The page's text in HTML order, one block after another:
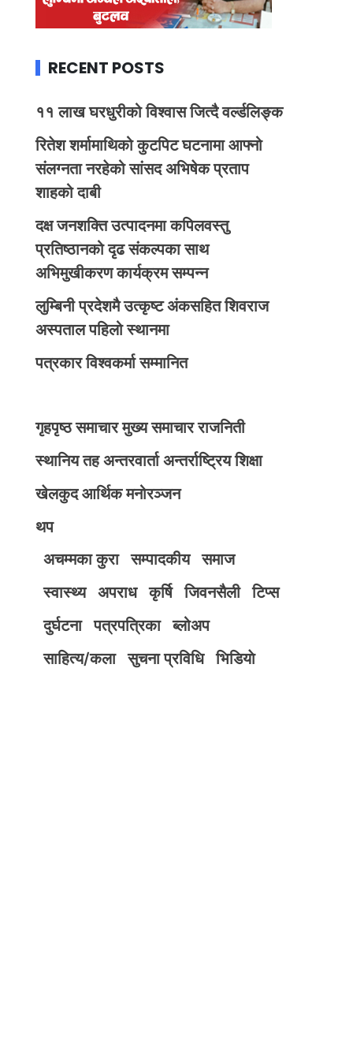
RECENT POSTS
११ लाख घरधुरीको विश्वास जित्दै वर्ल्डलिङ्क
रितेश शर्मामाथिको कुटपिट घटनामा आफ्नो
संलग्नता नरहेको सांसद अभिषेक प्रताप
शाहको दाबी
दक्ष जनशक्ति उत्पादनमा कपिलवस्तु
प्रतिष्ठानको दृढ संकल्पका साथ
अभिमुखीकरण कार्यक्रम सम्पन्न
लुम्बिनी प्रदेशमै उत्कृष्ट अंकसहित शिवराज
अस्पताल पहिलो स्थानमा
पत्रकार विश्वकर्मा सम्मानित
गृहपृष्ठ समाचार मुख्य समाचार राजनिती
स्थानिय तह अन्तरवार्ता अन्तर्राष्ट्रिय शिक्षा
खेलकुद आर्थिक मनोरञ्जन
थप
अचम्मका कुरा
सम्पादकीय
समाज
स्वास्थ्य
अपराध कृर्षि जिवनसैली
टिप्स
दुर्घटना
पत्रपत्रिका
ब्लोअप
साहित्य/कला
सुचना प्रविधि भिडियाे